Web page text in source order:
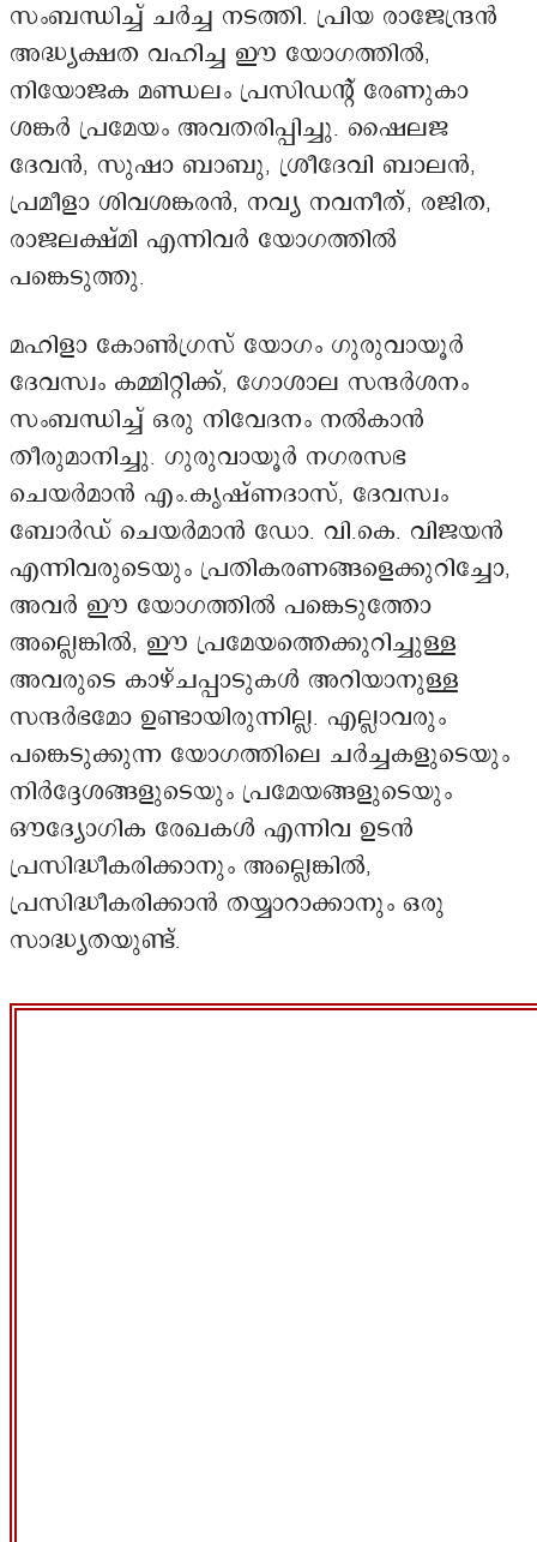
സംബന്ധിച്ച് ചർച്ച നടത്തി. പ്രിയ രാജേന്ദ്രൻ
അദ്ധ്യക്ഷത വഹിച്ച ഈ യോഗത്തിൽ,
നിയോജക മണ്ഡലം പ്രസിഡന്റ് രേണുകാ
ശങ്കർ പ്രമേയം അവതരിപ്പിച്ചു. ഷൈലജ
ദേവൻ, സുഷാ ബാബു, ശ്രീദേവി ബാലൻ,
പ്രമീളാ ശിവശങ്കരൻ, നവ്യ നവനീത്, രജിത,
രാജലക്ഷ്മി എന്നിവർ യോഗത്തിൽ
പങ്കെടുത്തു.
മഹിളാ കോൺഗ്രസ് യോഗം ഗുരുവായൂർ
ദേവസ്വം കമ്മിറ്റിക്ക്, ഗോശാല സന്ദർശനം
സംബന്ധിച്ച് ഒരു നിവേദനം നൽകാൻ
തീരുമാനിച്ചു. ഗുരുവായൂർ നഗരസഭ
ചെയർമാൻ എം.കൃഷ്ണദാസ്, ദേവസ്വം
ബോർഡ് ചെയർമാൻ ഡോ. വി.കെ. വിജയൻ
എന്നിവരുടെയും പ്രതികരണങ്ങളെക്കുറിച്ചോ,
അവർ ഈ യോഗത്തിൽ പങ്കെടുത്തോ
അല്ലെങ്കിൽ, ഈ പ്രമേയത്തെക്കുറിച്ചുള്ള
അവരുടെ കാഴ്ചപ്പാടുകൾ അറിയാനുള്ള
സന്ദർഭമോ ഉണ്ടായിരുന്നില്ല. എല്ലാവരും
പങ്കെടുക്കുന്ന യോഗത്തിലെ ചർച്ചകളുടെയും
നിർദ്ദേശങ്ങളുടെയും പ്രമേയങ്ങളുടെയും
ഔദ്യോഗിക രേഖകൾ എന്നിവ ഉടൻ
പ്രസിദ്ധീകരിക്കാനും അല്ലെങ്കിൽ,
പ്രസിദ്ധീകരിക്കാൻ തയ്യാറാക്കാനും ഒരു
സാദ്ധ്യതയുണ്ട്.